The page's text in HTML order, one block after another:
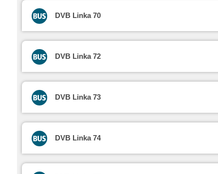
DVB Linka 70
DVB Linka 72
DVB Linka 73
DVB Linka 74